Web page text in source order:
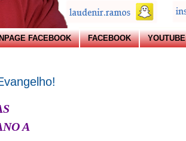
FACEBOOK FACEBOOK YOUTUBE
A